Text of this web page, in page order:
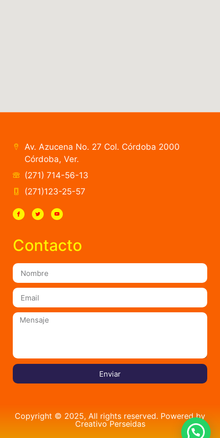
Av. Azucena No. 27 Col. Córdoba 2000
Córdoba, Ver.
(271) 714-56-13
(271)123-25-57
Contacto
Enviar
Copyright © 2025, All rights reserved. Powered by
Creativo Perseidas